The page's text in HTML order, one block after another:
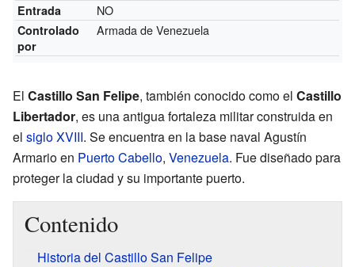
Entrada NO
Controlado
por
Armada de Venezuela
El Castillo San Felipe, también conocido como el Castillo
Libertador, es una antigua fortaleza militar construida en
el siglo XVIII. Se encuentra en la base naval Agustín
Armario en Puerto Cabello, Venezuela. Fue diseñado para
proteger la ciudad y su importante puerto.
Contenido
Historia del Castillo San Felipe